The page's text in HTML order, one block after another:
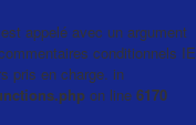
appelé avec un argument
conditionnels IE
pris en charge. in
on line 6170